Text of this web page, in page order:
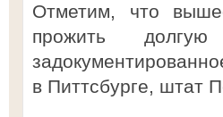
Отметим, что
прожить
в Питтсбурге, штат